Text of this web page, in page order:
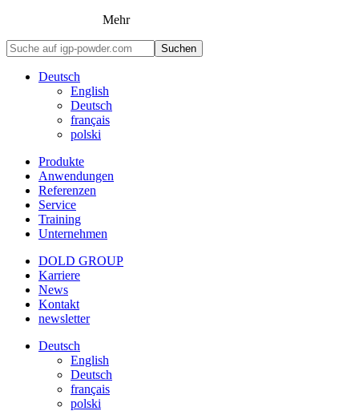
Mehr
Suchen
Deutsch
English
Deutsch
français
polski
Produkte
Anwendungen
Referenzen
Service
Training
Unternehmen
DOLD GROUP
Karriere
News
Kontakt
newsletter
Deutsch
English
Deutsch
français
polski